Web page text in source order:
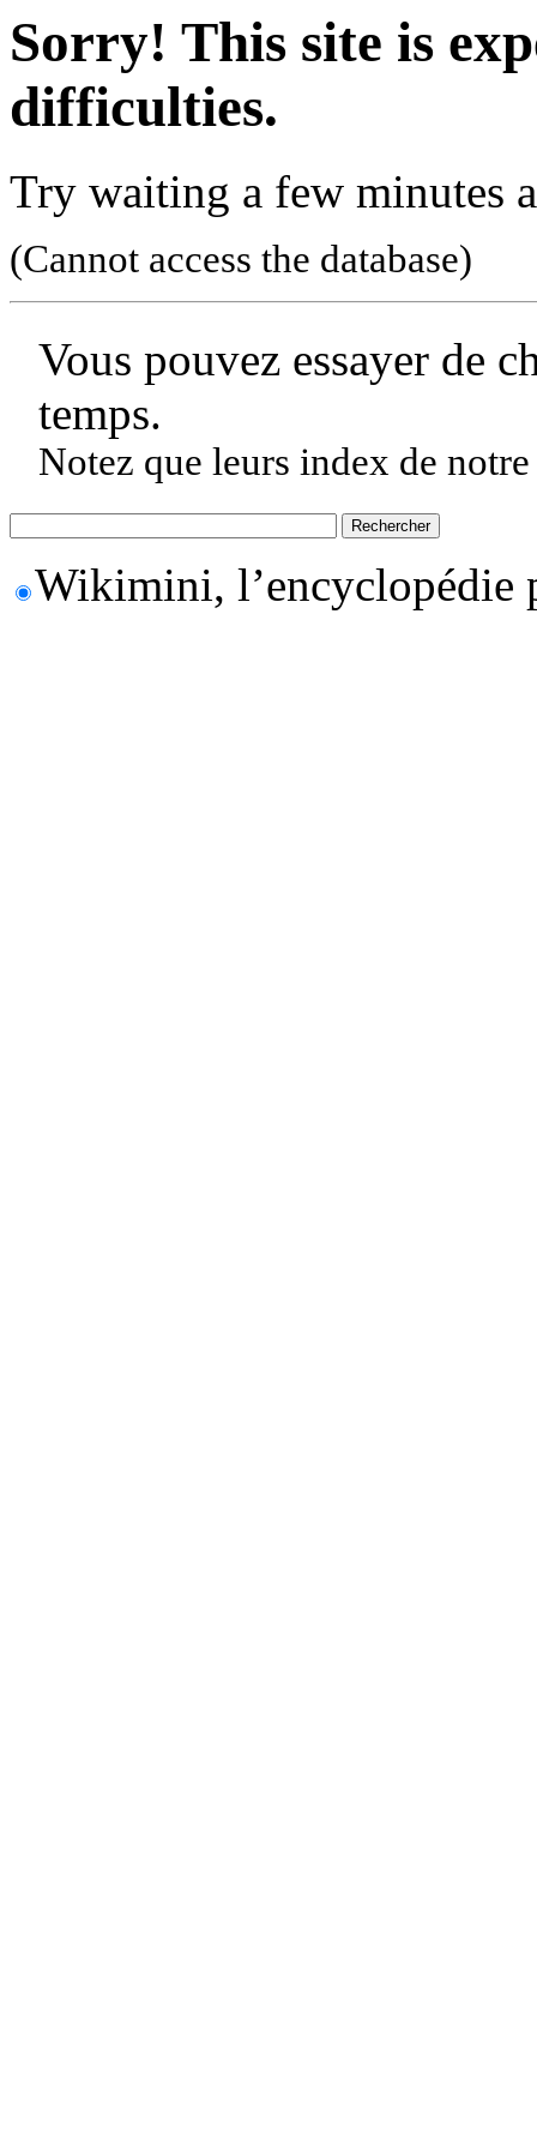
Sorry! This site is
difficulties.
Try waiting a few minutes
(Cannot access the database)
Vous pouvez essayer de
temps.
Notez que leurs index de
Wikimini, l’encyclopédie